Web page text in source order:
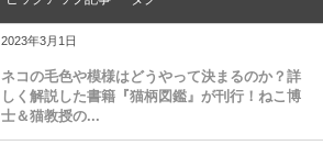
2023年3月1日
ネコの毛色や模様はどうやって決まるのか？詳
しく解説した書籍『猫柄図鑑』が刊行！ねこ博
士＆猫教授の...